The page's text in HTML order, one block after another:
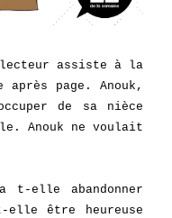
assiste à la
après page. Anouk,
de sa nièce
Anouk ne voulait
elle abandonner
elle être heureuse